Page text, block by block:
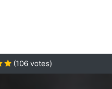
(106votes)